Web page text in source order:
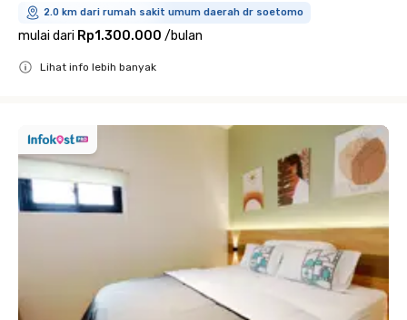
2.0 km dari rumah sakit umum daerah dr soetomo
mulai dari Rp1.300.000 /bulan
Lihat info lebih banyak